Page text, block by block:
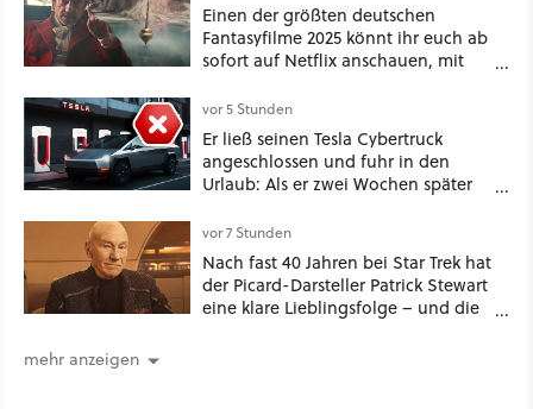
Einen der größten deutschen
Fantasyfilme 2025 könnt ihr euch ab
sofort auf Netflix anschauen, mit
vor 5 Stunden
Er ließ seinen Tesla Cybertruck
angeschlossen und fuhr in den
Urlaub: Als er zwei Wochen später
mehr an [Best of GameStar]
vor 7 Stunden
Nach fast 40 Jahren bei Star Trek hat
der Picard-Darsteller Patrick Stewart
eine klare Lieblingsfolge – und die
mehr anzeigen